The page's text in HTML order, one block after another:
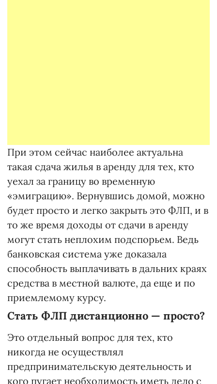
При этом сейчас наиболее актуальна
такая сдача жилья в аренду для тех, кто
уехал за границу во временную
«эмиграцию». Вернувшись домой, можно
будет просто и легко закрыть это ФЛП, и в
то же время доходы от сдачи в аренду
могут стать неплохим подспорьем. Ведь
банковская система уже доказала
способность выплачивать в дальних краях
средства в местной валюте, да еще и по
приемлемому курсу.
Стать ФЛП дистанционно — просто?
Это отдельный вопрос для тех, кто
никогда не осуществлял
предпринимательскую деятельность и
кого пугает необходимость иметь дело с